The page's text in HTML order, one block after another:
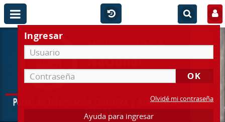
Ingresar
Olvidé mi contraseña
Ayuda para ingresar